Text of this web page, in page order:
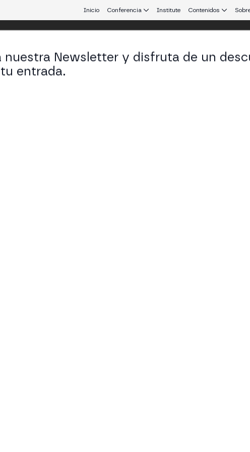
Inicio Conferencia Institute Contenidos
25
que conecta Europa y Latinoamérica.
y Autorización con Travel Rule
pero ¿por qué apenas representan una fracción mínima de los
qué les falta a las rieles cripto para integrarse en la economía real:
Rule y su plataforma Notabene Flow ayudan a construir esa
no solo valor:
nuestra Newsletter y disfruta de un
tu entrada.